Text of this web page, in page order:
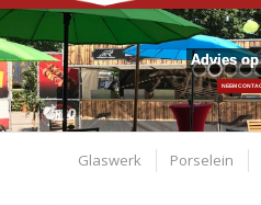
Advies
NEEM
Glaswerk Porselein